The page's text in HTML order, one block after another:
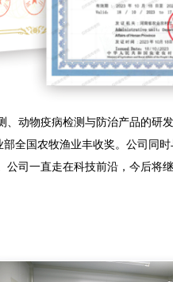
物疫病检测与防治产品的研
全国农牧渔业丰收奖。公司同
司一直走在科技前沿，今后将